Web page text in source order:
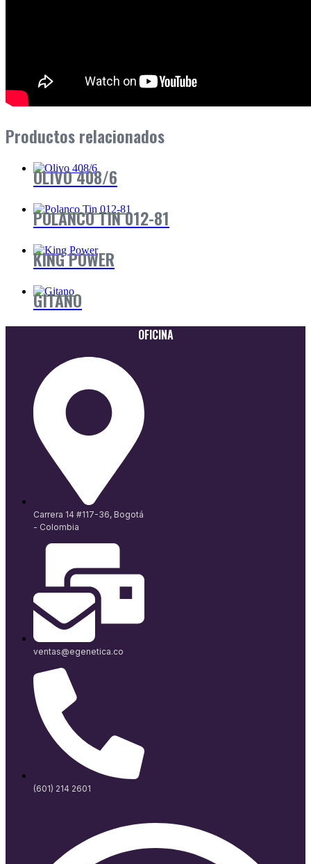
Productos relacionados
OLIVO 408/6
POLANCO TIN 012-81
KING POWER
GITANO
OFICINA
Carrera 14 #117-36, Bogotá
- Colombia
ventas@egenetica.co
(601) 214 2601